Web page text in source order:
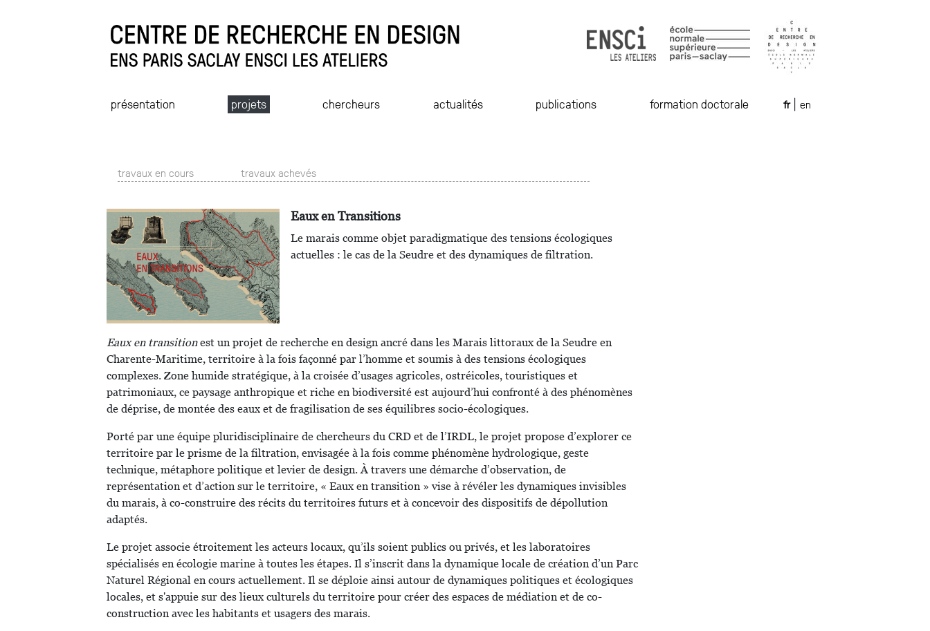
présentation projets
travaux en cours travaux achevés
chercheurs actualités publications formation doctorale fr en
Eaux en Transitions
Le marais comme objet paradigmatique des tensions écologiques
actuelles : le cas de la Seudre et des dynamiques de filtration.
Eaux en transitionest un projet de recherche en design ancré dans les Marais littoraux de la Seudre en
Charente-Maritime, territoire à la fois façonné par l’homme et soumis à des tensions écologiques
complexes. Zone humide stratégique, à la croisée d’usages agricoles, ostréicoles, touristiques et
patrimoniaux, ce paysage anthropique et riche en biodiversité est aujourd’hui confronté à des phénomènes
de déprise, de montée des eaux et de fragilisation de ses équilibres socio-écologiques.
Porté par une équipe pluridisciplinaire de chercheurs du CRD et de l’IRDL, le projet propose d’explorer ce
territoire par le prisme de la filtration, envisagée à la fois comme phénomène hydrologique, geste
technique, métaphore politique et levier de design. À travers une démarche d’observation, de
représentation et d’action sur le territoire, « Eaux en transition » vise à révéler les dynamiques invisibles
du marais, à co-construire des récits du territoires futurs et à concevoir des dispositifs de dépollution
adaptés.
Le projet associe étroitement les acteurs locaux, qu’ils soient publics ou privés, et les laboratoires
spécialisés en écologie marine à toutes les étapes. Il s’inscrit dans la dynamique locale de création d’un Parc
Naturel Régional en cours actuellement. Il se déploie ainsi autour de dynamiques politiques et écologiques
locales, et s'appuie sur des lieux culturels du territoire pour créer des espaces de médiation et de co-
construction avec les habitants et usagers des marais.